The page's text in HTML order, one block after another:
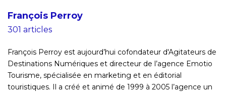
François Perroy
301 articles
François Perroy est aujourd’hui cofondateur d'Agitateurs de
Destinations Numériques et directeur de l’agence Emotio
Tourisme, spécialisée en marketing et en éditorial
touristiques. Il a créé et animé de 1999 à 2005 l’agence un